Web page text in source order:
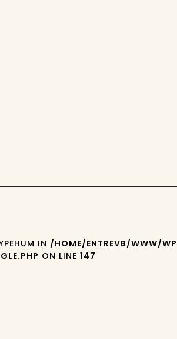
IN /HOME/ENTREVB/WWW/
ON LINE147